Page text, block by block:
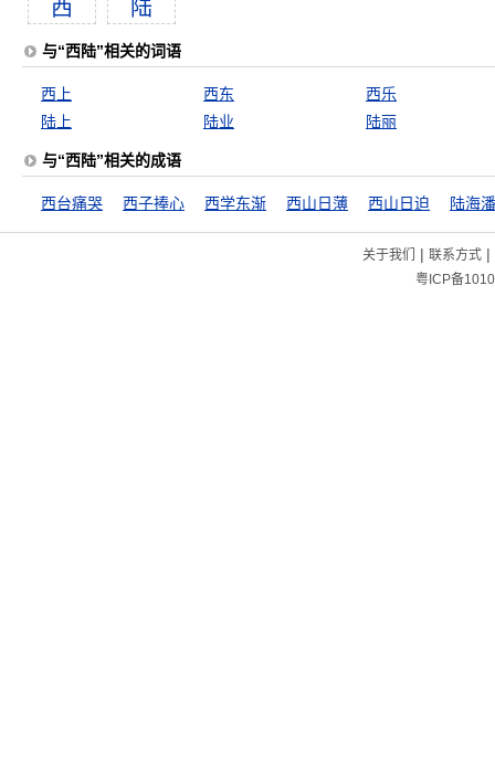
西 陆
与“西陆”相关的词语
西上 西东
西乐
陆上
陆业 陆丽
与“西陆”相关的成语
西台痛哭 西子捧心 西学东渐 西山日薄 西山日迫 陆海
关于我们 | 联系方式|
粤ICP备